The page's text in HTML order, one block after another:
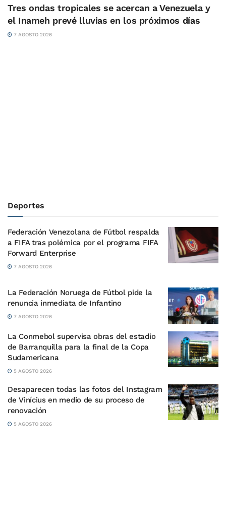
Tres ondas tropicales se acercan a Venezuela y
el Inameh prevé lluvias en los próximos días
7 AGOSTO 2026
Deportes
Federación Venezolana de Fútbol respalda
a FIFA tras polémica por el programa FIFA
Forward Enterprise
7 AGOSTO 2026
La Federación Noruega de Fútbol pide la
renuncia inmediata de Infantino
7 AGOSTO 2026
La Conmebol supervisa obras del estadio
de Barranquilla para la final de la Copa
Sudamericana
5 AGOSTO 2026
Desaparecen todas las fotos del Instagram
de Vinícius en medio de su proceso de
renovación
5 AGOSTO 2026